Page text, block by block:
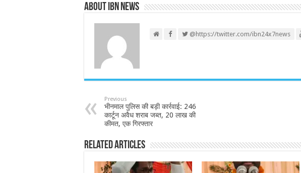
About IBN NEWS
@https://twitter.com/ibn24x7news
Previous
भीनमाल पुलिस की बड़ी कार्रवाई: 246
कार्टून अवैध शराब जब्त, 20 लाख की
कीमत, एक गिरफ्तार
Related Articles